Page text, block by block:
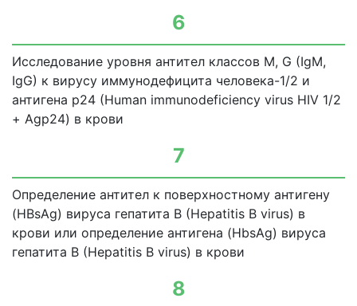
6
Исследование уровня антител классов М, G (IgM,
IgG) к вирусу иммунодефицита человека-1/2 и
антигена р24 (Human immunodeficiency virus HIV 1/2
+ Agp24) в крови
7
Определение антител к поверхностному антигену
(HBsAg) вируса гепатита В (Hepatitis В virus) в
крови или определение антигена (HbsAg) вируса
гепатита В (Hepatitis В virus) в крови
8